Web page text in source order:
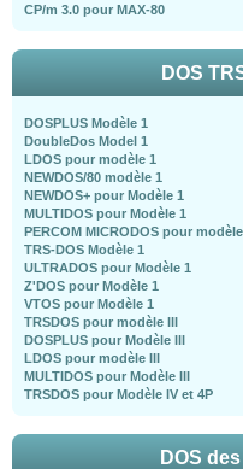
CP/m 3.0 pour MAX-80
DOS
DOSPLUS Modèle 1
DoubleDos Model 1
LDOS pour modèle 1
NEWDOS/80 modèle 1
NEWDOS+ pour Modèle 1
MULTIDOS pour Modèle 1
PERCOM MICRODOS pour
TRS-DOS Modèle 1
ULTRADOS pour Modèle 1
Z'DOS pour Modèle 1
VTOS pour Modèle 1
TRSDOS pour modèle III
DOSPLUS pour Modèle III
LDOS pour modèle III
MULTIDOS pour Modèle III
TRSDOS pour Modèle IV et 4P
DOS